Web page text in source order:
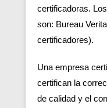
certificadoras.
son: Bureau
certificadores).
Una empresa
certifican la
de calidad y el